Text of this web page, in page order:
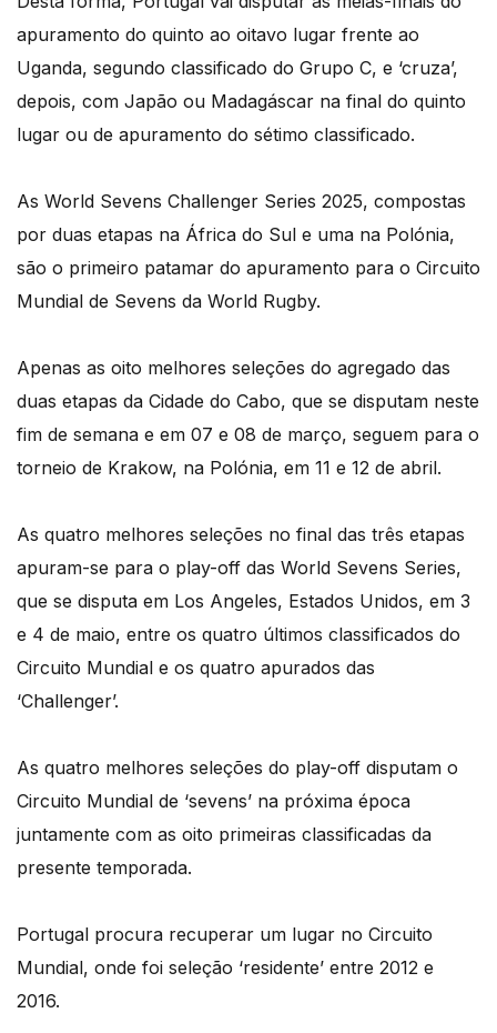
apuramento do quinto ao oitavo lugar frente ao
Uganda, segundo classificado do Grupo C, e ‘cruza’,
depois, com Japão ou Madagáscar na final do quinto
lugar ou de apuramento do sétimo classificado.
As World Sevens Challenger Series 2025, compostas
por duas etapas na África do Sul e uma na Polónia,
são o primeiro patamar do apuramento para o Circuito
Mundial de Sevens da World Rugby.
Apenas as oito melhores seleções do agregado das
duas etapas da Cidade do Cabo, que se disputam neste
fim de semana e em 07 e 08 de março, seguem para o
torneio de Krakow, na Polónia, em 11 e 12 de abril.
As quatro melhores seleções no final das três etapas
apuram-se para o play-off das World Sevens Series,
que se disputa em Los Angeles, Estados Unidos, em 3
e 4 de maio, entre os quatro últimos classificados do
Circuito Mundial e os quatro apurados das
‘Challenger’.
As quatro melhores seleções do play-off disputam o
Circuito Mundial de ‘sevens’ na próxima época
juntamente com as oito primeiras classificadas da
presente temporada.
Portugal procura recuperar um lugar no Circuito
Mundial, onde foi seleção ‘residente’ entre 2012 e
2016.